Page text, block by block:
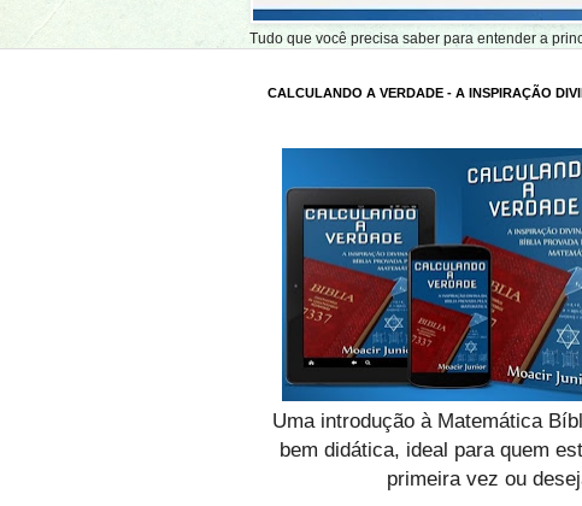
Tudo que você precisa saber para entender a
CALCULANDO A VERDADE - A INSPIRAÇÃO
Uma introdução à Matemática
bem didática, ideal para quem
primeira vez ou